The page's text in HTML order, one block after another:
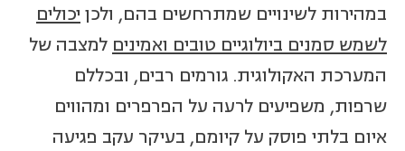
במהירות לשינויים שמתרחשים בהם, ולכן יכולים
לשמש סמנים ביולוגיים טובים ואמינים למצבה של
המערכת האקולוגית. גורמים רבים, ובכללם
שרפות, משפיעים לרעה על הפרפרים ומהווים
איום בלתי פוסק על קיומם, בעיקר עקב פגיעה